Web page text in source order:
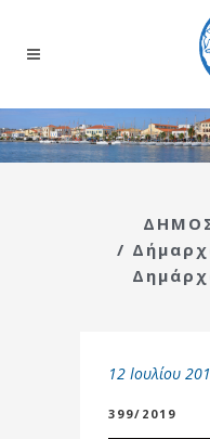
/
12 Ιουλίου
399/2019